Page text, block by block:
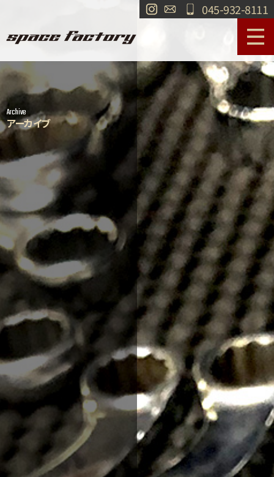
045-932-8111
作業事例
工場紹介 ショールーム
買取 交通・アクセス
求人情報 お問い合わせ
Archive
アーカイブ